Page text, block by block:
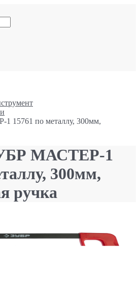
15761 по металлу, 300мм,
МАСТЕР-1
300мм,
ручка